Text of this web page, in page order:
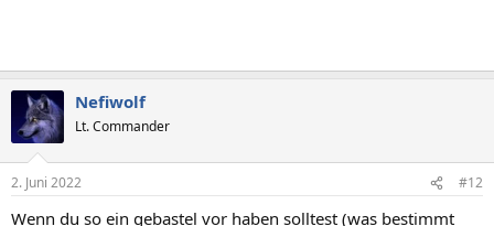
Nefiwolf
Lt. Commander
2. Juni 2022 #12
Wenn du so ein gebastel vor haben solltest (was bestimmt